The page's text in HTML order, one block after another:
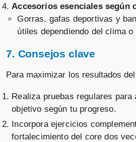
Accesorios esenciales según
Gorras, gafas deportivas y
útiles dependiendo del clima
7. Consejos clave
Para maximizar los resultados
Realiza pruebas regulares
objetivo según tu progreso.
Incorpora ejercicios
fortalecimiento del core dos